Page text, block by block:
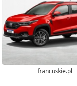
francuskie.pl